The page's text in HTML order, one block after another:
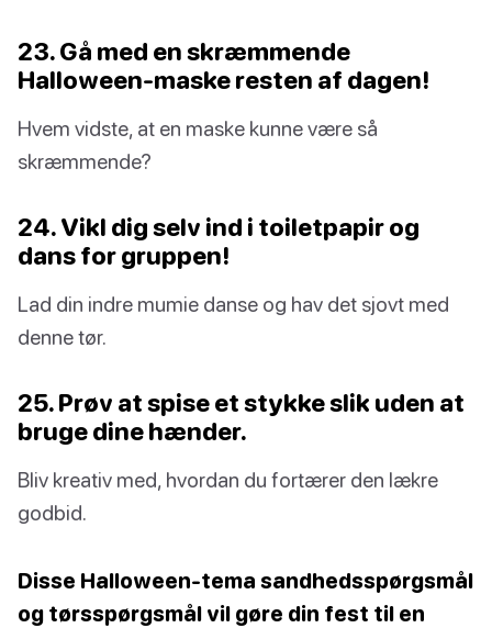
23. Gå med en skræmmende
Halloween-maske resten af dagen!
Hvem vidste, at en maske kunne være så
skræmmende?
24. Vikl dig selv ind i toiletpapir og
dans for gruppen!
Lad din indre mumie danse og hav det sjovt med
denne tør.
25. Prøv at spise et stykke slik uden at
bruge dine hænder.
Bliv kreativ med, hvordan du fortærer den lækre
godbid.
Disse Halloween-tema sandhedsspørgsmål
og tørsspørgsmål vil gøre din fest til en